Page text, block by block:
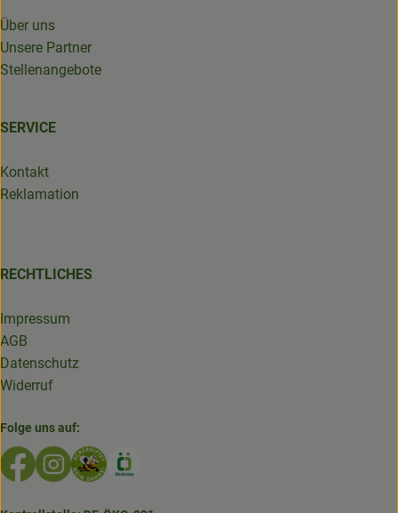
Über uns
Unsere Partner
Stellenangebote
SERVICE
Kontakt
Reklamation
RECHTLICHES
Impressum
AGB
Datenschutz
Widerruf
Folge uns auf:
Externer Link zu https://www.facebook.com/
Externer Link zu https://www.instagram.com/
Externer Link zu https://www.bioladen-